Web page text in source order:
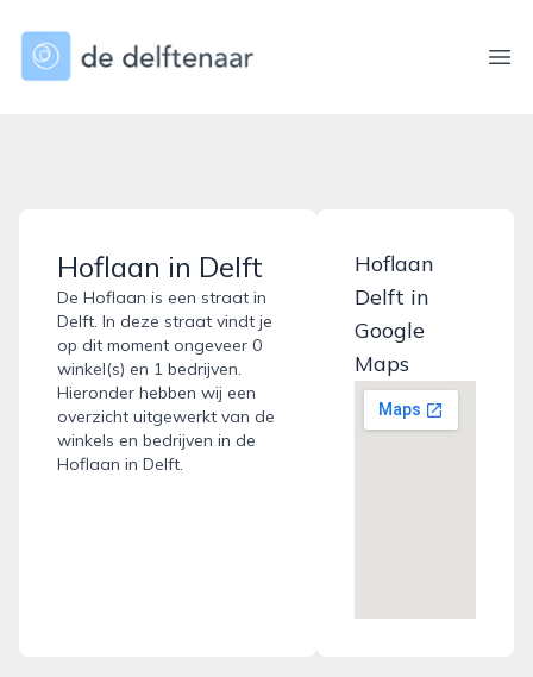
dedelftenaar.nl
Hoflaan in Delft
De Hoflaan is een straat in
Delft. In deze straat vindt je
op dit moment ongeveer 0
winkel(s) en 1 bedrijven.
Hieronder hebben wij een
overzicht uitgewerkt van de
winkels en bedrijven in de
Hoflaan in Delft.
Hoflaan
Delft in
Google
Maps